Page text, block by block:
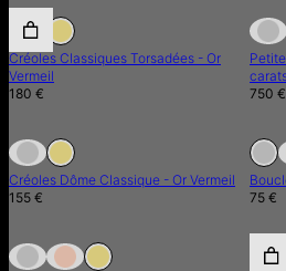
Créoles Classiques Torsadées - Or
Vermeil
180 €
En
750 €
En Rupture de Stock En
Créoles Dôme Classique - Or Vermeil
155 €
En
75 €
En Rupture de Stock En